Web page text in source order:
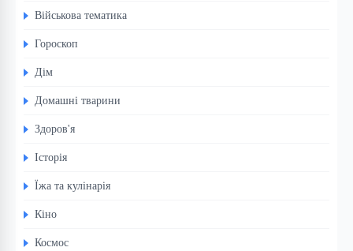
Військова тематика
Гороскоп
Дім
Домашні тварини
Здоров'я
Історія
Їжа та кулінарія
Кіно
Космос